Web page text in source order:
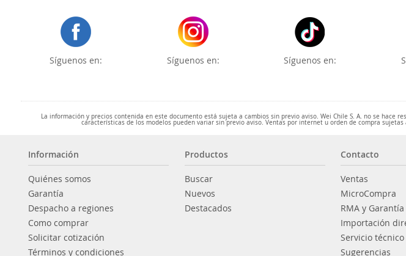
Síguenos en: Síguenos en: Síguenos en:
La información y precios contenida en este documento está sujeta a cambios sin previo aviso. Wei Chile S. A. no se
características de los modelos pueden variar sin previo aviso. Ventas por internet u orden de compra
Información
Quiénes somos
Garantía
Despacho a regiones
Como comprar
Solicitar cotización
Términos y condiciones
Productos
Buscar
Nuevos
Destacados
Contacto
Ventas
MicroCompra
RMA y Garantía
Importación
Servicio técnico
Sugerencias